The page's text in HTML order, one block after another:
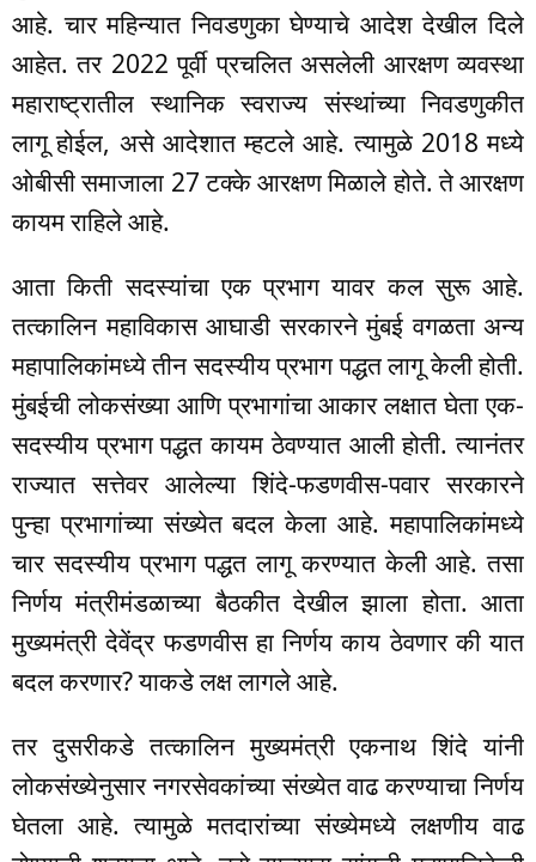
आहे. चार महिन्यात निवडणुका घेण्याचे आदेश देखील दिले
आहेत. तर 2022 पूर्वी प्रचलित असलेली आरक्षण व्यवस्था
महाराष्ट्रातील स्थानिक स्वराज्य संस्थांच्या निवडणुकीत
लागू होईल, असे आदेशात म्हटले आहे. त्यामुळे 2018 मध्ये
ओबीसी समाजाला 27 टक्के आरक्षण मिळाले होते. ते आरक्षण
कायम राहिले आहे.
आता किती सदस्यांचा एक प्रभाग यावर कल सुरू आहे.
तत्कालिन महाविकास आघाडी सरकारने मुंबई वगळता अन्य
महापालिकांमध्ये तीन सदस्यीय प्रभाग पद्धत लागू केली होती.
मुंबईची लोकसंख्या आणि प्रभागांचा आकार लक्षात घेता एक-
सदस्यीय प्रभाग पद्धत कायम ठेवण्यात आली होती. त्यानंतर
राज्यात सत्तेवर आलेल्या शिंदे-फडणवीस-पवार सरकारने
पुन्हा प्रभागांच्या संख्येत बदल केला आहे. महापालिकांमध्ये
चार सदस्यीय प्रभाग पद्धत लागू करण्यात केली आहे. तसा
निर्णय मंत्रीमंडळाच्या बैठकीत देखील झाला होता. आता
मुख्यमंत्री देवेंद्र फडणवीस हा निर्णय काय ठेवणार की यात
बदल करणार? याकडे लक्ष लागले आहे.
तर दुसरीकडे तत्कालिन मुख्यमंत्री एकनाथ शिंदे यांनी
लोकसंख्येनुसार नगरसेवकांच्या संख्येत वाढ करण्याचा निर्णय
घेतला आहे. त्यामुळे मतदारांच्या संख्येमध्ये लक्षणीय वाढ